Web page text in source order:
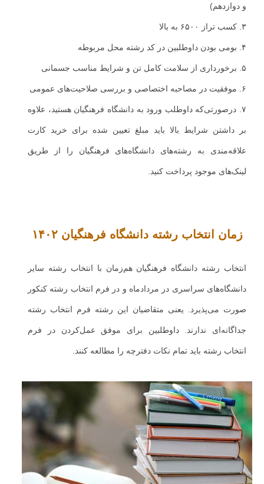
و دوازدهم)
۳. کسب تراز ۶۵۰۰ به بالا
۴. بومی بودن داوطلبین در کد رشته محل مربوطه
۵. برخورداری از سلامت کامل تن و شرایط مناسب جسمانی
۶. موفقیت در مصاحبه اختصاصی و بررسی صلاحیت‌های عمومی
۷. درصورتی‌که داوطلب ورود به دانشگاه فرهنگیان هستید، علاوه
بر داشتن شرایط بالا باید مبلغ تعیین شده برای خرید کارت
علاقه‌مندی به رشته‌های دانشگاه‌های فرهنگیان را از طریق
لینک‌های موجود پرداخت کنید.
زمان انتخاب رشته دانشگاه فرهنگیان ۱۴۰۲
انتخاب رشته دانشگاه فرهنگیان هم‌زمان با انتخاب رشته سایر
دانشگاه‌های سراسری در مردادماه و در فرم انتخاب رشته کنکور
صورت می‌پذیرد. یعنی متقاضیان این رشته فرم انتخاب رشته
جداگانه‌ای ندارند. داوطلبین برای موفق عمل‌کردن در فرم
انتخاب رشته باید تمام نکات دفترچه را مطالعه کنند.